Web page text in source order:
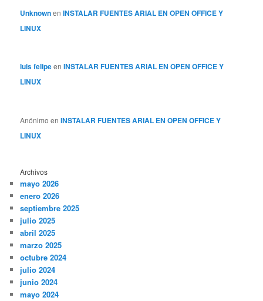
UnknownenINSTALAR FUENTES ARIAL EN OPEN OFFICE Y
LINUX
luis felipeenINSTALAR FUENTES ARIAL EN OPEN OFFICE Y
LINUX
Anónimo enINSTALAR FUENTES ARIAL EN OPEN OFFICE Y
LINUX
Archivos
mayo 2026
enero 2026
septiembre 2025
julio 2025
abril 2025
marzo 2025
octubre 2024
julio 2024
junio 2024
mayo 2024